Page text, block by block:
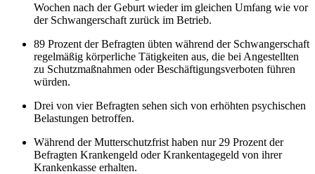
Wochen nach der Geburt wieder im gleichen Umfang wie vor
der Schwangerschaft zurück im Betrieb.
89 Prozent der Befragten übten während der Schwangerschaft
regelmäßig körperliche Tätigkeiten aus, die bei Angestellten
zu Schutzmaßnahmen oder Beschäftigungsverboten führen
würden.
Drei von vier Befragten sehen sich von erhöhten psychischen
Belastungen betroffen.
Während der Mutterschutzfrist haben nur 29 Prozent der
Befragten Krankengeld oder Krankentagegeld von ihrer
Krankenkasse erhalten.